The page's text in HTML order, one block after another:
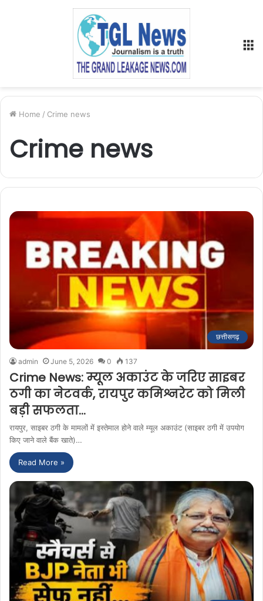
Home / Crime news
Crime news
छत्तीसगढ़
admin June 5, 2026 0 137
Crime News: म्यूल अकाउंट के जरिए साइबर
ठगी का नेटवर्क, रायपुर कमिश्नरेट को मिली
बड़ी सफलता…
रायपुर, साइबर ठगी के मामलों में इस्तेमाल होने वाले म्यूल अकाउंट (साइबर ठगी में उपयोग
किए जाने वाले बैंक खाते)…
Read More »